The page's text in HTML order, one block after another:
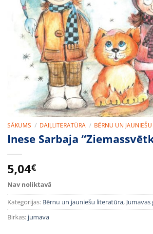
SĀKUMS / DAIĻLITERATŪRA / BĒRNU UN
Inese Sarbaja
5,04€
Nav noliktavā
Kategorijas: Bērnu un jauniešu literatūra,
Birkas: jumava